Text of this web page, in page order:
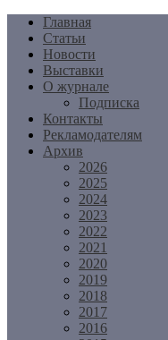
Перейти
содержимому
Главная
Статьи
Новости
Выставки
О журнале
Подписка
Контакты
Рекламодателям
Архив
2026
2025
2024
2023
2022
2021
2020
2019
2018
2017
2016